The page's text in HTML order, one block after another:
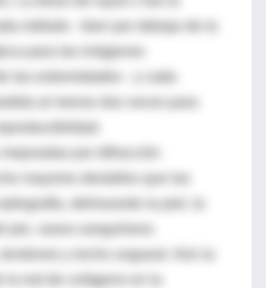
para las imágenes
las extremidades - y cada
por difracción
mayores destalles que las
delineando la piel, la
pie, vasos sanguíneos
y lecho ungueal. Aún la
la red de colágeno en la